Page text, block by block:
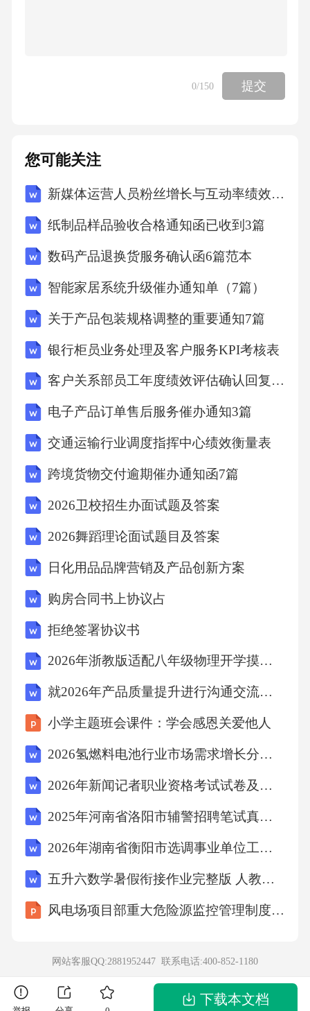
最高位均置为1，即将国标码每字节的最高位均
置为1，作为汉字机内码，也就是说，将十六进
点阵，每个汉字要占用16×16/8=32B24×24点
阵，每个汉字要占用24×24/8=72B1.4计算机软件
系统软件：
操作系统（Windows、Linux、macOS）操作系
统（OperatingSystem，OS）是最贴近硬件的软
件层，是直接运行在“裸机”上的最基本的系统软
件，用于控制和管理系统资源，方便用户使用
计算机的程序集合。其基本功能有两个：一是
管理和调度计算机系统的资源，二是为用户提
供友好界面和良好服务。其他软件必须在操作
机直接理解和执行的指令称为机器指令汇编语
言低级语言，用助记符来表示的符号语言。随C
PU的指令集而异，兼容性和通用性较差高级语
言接近人类自然语言和数学表达的计算机语言
解释执行和编译执行1.4计算机软件软件著作权
与开源协议按商业利益模式，分为免费软件（Fr
eeware）、共享软件（Shareware）和付费软件
（PaidApps）按源代码知识产权模式，分为非开
（OpenSourceSoftware）Apache许可证（Apache
License）GNU通用公共许可证（GeneralPublicLi
cense，GPL）木兰宽松许可证第2版（MulanPS
LV2）第2章操作系统与数据安全本章教学目标
掌握操作系统的主要功能和命令操作。
掌握信息安全的基本概念和防护措施。
知道加密解密和区块链的基本概念。Linux操作
管理、文件系统和网络协议栈等关键底层功能
和组件，用于管理系统硬件和提供最基本服务
0/150 提交
您可能关注
新媒体运营人员粉丝增长与互动率绩效衡量表
纸制品样品验收合格通知函已收到3篇
数码产品退换货服务确认函6篇范本
智能家居系统升级催办通知单（7篇）
关于产品包装规格调整的重要通知7篇
银行柜员业务处理及客户服务KPI考核表
客户关系部员工年度绩效评估确认回复函4篇范文
电子产品订单售后服务催办通知3篇
交通运输行业调度指挥中心绩效衡量表
跨境货物交付逾期催办通知函7篇
2026卫校招生办面试题及答案
2026舞蹈理论面试题目及答案
日化用品品牌营销及产品创新方案
购房合同书上协议占
拒绝签署协议书
2026年浙教版适配八年级物理开学摸底卷声光热综合应用标准试卷第482套（含答案解析与可打印作答区）
就2026年产品质量提升进行沟通交流的商谈函（3篇）
小学主题班会课件：学会感恩关爱他人
2026氢燃料电池行业市场需求增长分析及产业链发展策略研究报告
2026年新闻记者职业资格考试试卷及答案（共十七套）
2025年河南省洛阳市辅警招聘笔试真题（含答案）
2026年湖南省衡阳市选调事业单位工作人员考试（公共基础知识及公文写作）综合能力测试题及答案
五升六数学暑假衔接作业完整版 人教部编版（可直接打印）
风电场项目部重大危险源监控管理制度培训
网站客服QQ:2881952447 联系电话:400-852-1180
下载本文档